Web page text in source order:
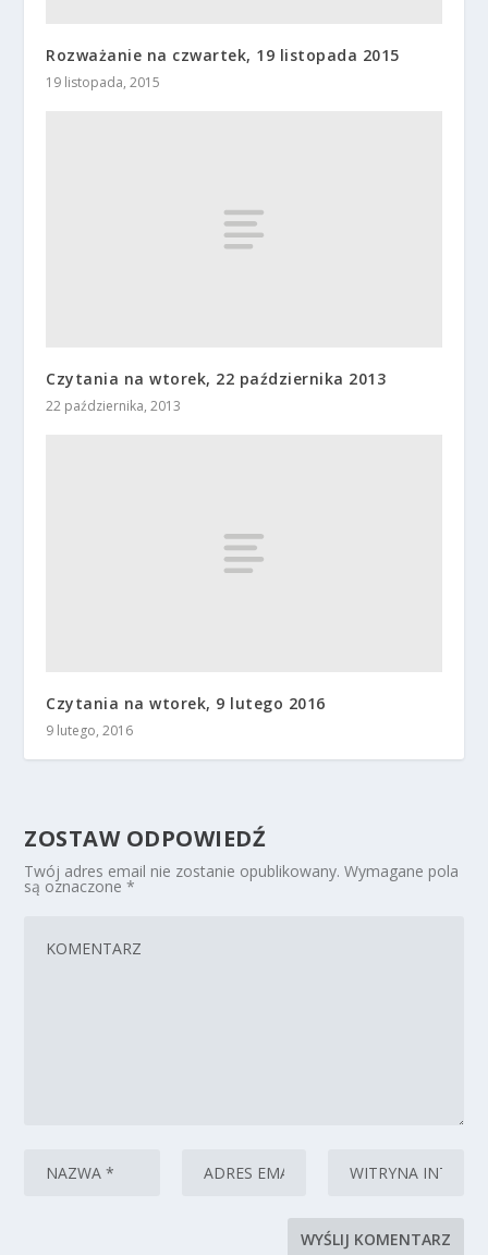
Rozważanie na czwartek, 19 listopada 2015
19 listopada, 2015
Czytania na wtorek, 22 października 2013
22 października, 2013
Czytania na wtorek, 9 lutego 2016
9 lutego, 2016
ZOSTAW ODPOWIEDŹ
Twój adres email nie zostanie opublikowany. Wymagane pola
są oznaczone*